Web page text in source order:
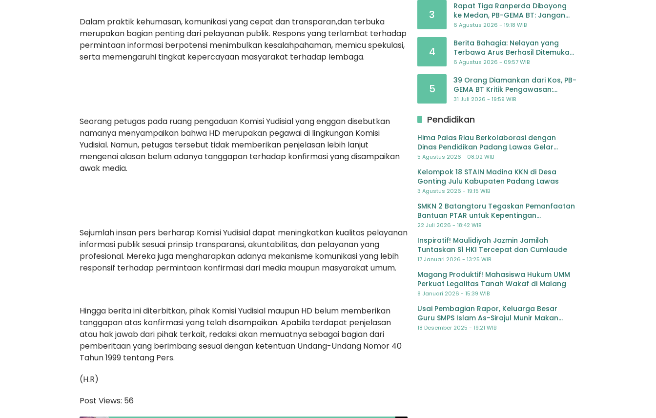
Dalam praktik kehumasan, komunikasi yang cepat dan transparan,dan terbuka
merupakan bagian penting dari pelayanan publik. Respons yang terlambat terhadap
permintaan informasi berpotensi menimbulkan kesalahpahaman, memicu spekulasi,
serta memengaruhi tingkat kepercayaan masyarakat terhadap lembaga.
Seorang petugas pada ruang pengaduan Komisi Yudisial yang enggan disebutkan
namanya menyampaikan bahwa HD merupakan pegawai di lingkungan Komisi
Yudisial. Namun, petugas tersebut tidak memberikan penjelasan lebih lanjut
mengenai alasan belum adanya tanggapan terhadap konfirmasi yang disampaikan
awak media.
Sejumlah insan pers berharap Komisi Yudisial dapat meningkatkan kualitas pelayanan
informasi publik sesuai prinsip transparansi, akuntabilitas, dan pelayanan yang
profesional. Mereka juga mengharapkan adanya mekanisme komunikasi yang lebih
responsif terhadap permintaan konfirmasi dari media maupun masyarakat umum.
Hingga berita ini diterbitkan, pihak Komisi Yudisial maupun HD belum memberikan
tanggapan atas konfirmasi yang telah disampaikan. Apabila terdapat penjelasan
atau hak jawab dari pihak terkait, redaksi akan memuatnya sebagai bagian dari
pemberitaan yang berimbang sesuai dengan ketentuan Undang-Undang Nomor 40
Tahun 1999 tentang Pers.
(H.R)
Post Views: 56
3
Rapat Tiga Ranperda Diboyong
ke Medan, PB-GEMA BT: Jangan
Jadikan APBD Ladang
6 Agustus 2026 - 19:18 WIB
4
Berita Bahagia: Nelayan yang
Terbawa Arus Berhasil Ditemukan
Dalam Keadaan Selamat
6 Agustus 2026 - 09:57 WIB
5
39 Orang Diamankan dari Kos, PB-
GEMA BT Kritik Pengawasan:
Jangan Tunggu Masyarakat
31 Juli 2026 - 19:59 WIB
Pendidikan
Hima Palas Riau Berkolaborasi dengan
Dinas Pendidikan Padang Lawas Gelar
Pelatihan OSIS SMP se-Kabupaten Padang
5 Agustus 2026 - 08:02 WIB
Kelompok 18 STAIN Madina KKN di Desa
Gonting Julu Kabupaten Padang Lawas
3 Agustus 2026 - 19:15 WIB
SMKN 2 Batangtoru Tegaskan Pemanfaatan
Bantuan PTAR untuk Kepentingan
Pendidikan
22 Juli 2026 - 18:42 WIB
Inspiratif! Maulidiyah Jazmin Jamilah
Tuntaskan S1 HKI Tercepat dan Cumlaude
17 Januari 2026 - 13:25 WIB
Magang Produktif! Mahasiswa Hukum UMM
Perkuat Legalitas Tanah Wakaf di Malang
8 Januari 2026 - 15:39 WIB
Usai Pembagian Rapor, Keluarga Besar
Guru SMPS Islam As-Sirajul Munir Makan
Bersama Sambut Libur Awal Semester
18 Desember 2025 - 19:21 WIB